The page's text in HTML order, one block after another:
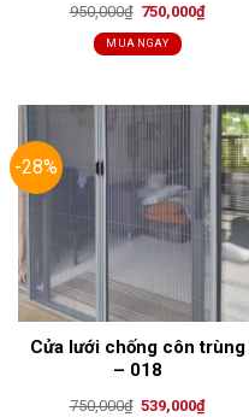
950,000₫ Original
was:
950,000₫.
750,000₫Current
MUA NGAY
-28%
Cửa lưới chống côn trùng
– 018
750,000₫ Original
539,000₫Current